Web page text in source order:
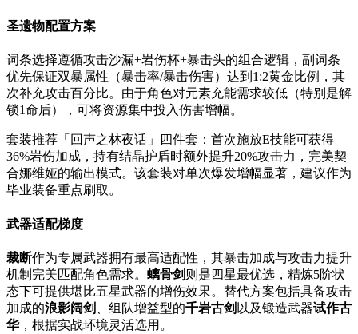
圣遗物配置方案
词条选择遵循攻击沙漏+岩伤杯+暴击头的组合逻辑，副词条
优先保证双暴属性（暴击率/暴击伤害）达到1:2黄金比例，其
次补充攻击百分比。由于角色对元素充能需求较低（特别是解
锁1命后），可将资源集中投入伤害增幅。
套装推荐「回声之林夜话」四件套：首次施放E技能可获得
36%岩伤加成，持有结晶护盾时额外提升20%攻击力，完美契
合娜维娅的输出模式。该套装对单次爆发增幅显著，建议作为
毕业装备重点刷取。
武器适配梯度
裁断作为专属武器拥有最高适配性，其暴击加成与攻击力提升
机制完美匹配角色需求。 螭骨剑 则是四星最优选，精炼5阶状
态下可提供堪比五星武器的增伤效果。替代方案包括具备攻击
加成的浪影阔剑 、组队增益型的千岩古剑 以及锻造武器试作古
华，根据实战环境灵活选用。